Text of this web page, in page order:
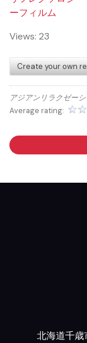
ーフィルム
Views: 23
Create your own
アジアンリラクゼー
Average rating:
北海道千